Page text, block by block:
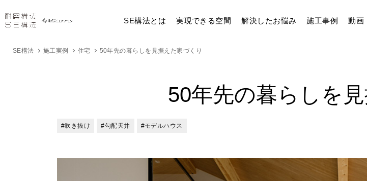
SE構法とは 実現できる空間 解決したお悩み 施工事例 動画
SE構法 施工実例 住宅 50年先の暮らしを見据えた家づくり
50年先の暮らしを
#吹き抜け #勾配天井 #モデルハウス